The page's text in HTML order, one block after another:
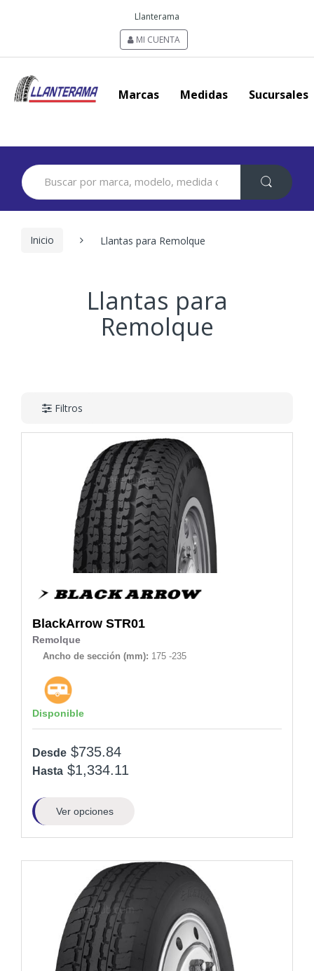
Llanterama
MI CUENTA
Marcas Medidas Sucursales
Search
for:
Inicio Llantas para Remolque
Llantas para
Remolque
Filtros
BlackArrow STR01
Remolque
Ancho de sección (mm): 175 -235
Disponible
Desde $735.84
Hasta $1,334.11
Ver opciones